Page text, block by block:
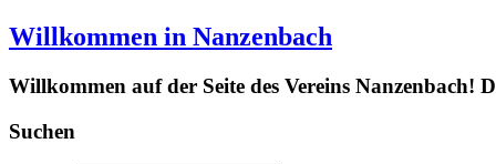
Willkommen in Nanzenbach
Willkommen auf der Seite des Vereins Nanzenbach!
Suchen